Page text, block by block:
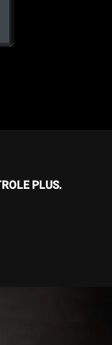
PLUS.